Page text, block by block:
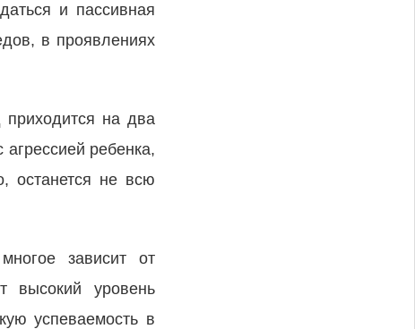
и пассивная
в проявлениях
на два
ребенка,
останется не всю
зависит от
высокий уровень
успеваемость в